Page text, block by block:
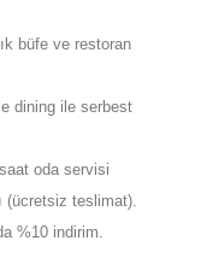
büfe ve restoran
dining ile serbest
oda servisi
(ücretsiz teslimat).
%10 indirim.